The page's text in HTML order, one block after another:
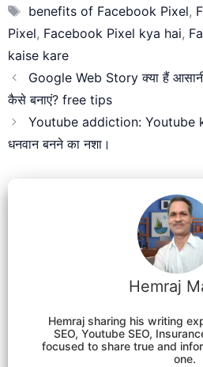
Tags
benefits of Facebook Pixel,
Pixel, Facebook Pixel kya hai,
kaise kare
Google Web Story क्या हैं
कैसे बनाएं? free tips
Youtube addiction: Youtube
धनवान बनने का नशा।
Hemraj
Hemraj sharing his writing
SEO, Youtube SEO,
focused to share true and
one.